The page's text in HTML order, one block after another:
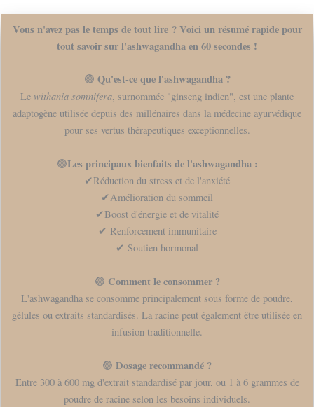
Vous n'avez pas le temps de tout lire ? Voici un résumé rapide pour
tout savoir surl'ashwagandhaen 60 secondes !
🟢 Qu'est-ce que l'ashwagandha ?
Le withania somnifera, surnommée "ginseng indien", est une plante
adaptogène utilisée depuis des millénaires dans la médecine ayurvédique
pour ses vertus thérapeutiques exceptionnelles.
🟢Les principaux bienfaits del'ashwagandha :
✔Réduction du stress et de l'anxiété
✔Amélioration du sommeil
✔Boost d'énergie et de vitalité
✔ Renforcement immunitaire
✔ Soutien hormonal
🟢 Comment le consommer ?
L'ashwagandha se consomme principalement sous forme de poudre,
gélules ou extraits standardisés. La racine peut également être utilisée en
infusion traditionnelle.
🟢 Dosage recommandé ?
Entre 300 à 600 mg d'extrait standardisé par jour, ou 1 à 6 grammes de
poudre de racine selon les besoins individuels.